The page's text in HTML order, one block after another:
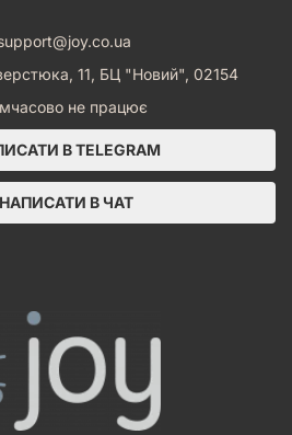
11, БЦ "Новий", 02154
не працює
В TELEGRAM
НАПИСАТИ В ЧАТ